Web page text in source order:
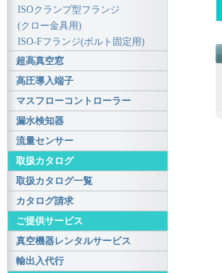
ISOクランプ型フランジ
(クロー金具用)
ISO-Fフランジ(ボルト固定用)
超高真空窓
高圧導入端子
マスフローコントローラー
漏水検知器
流量センサー
取扱カタログ
取扱カタログ一覧
カタログ請求
ご提供サービス
真空機器レンタルサービス
輸出入代行